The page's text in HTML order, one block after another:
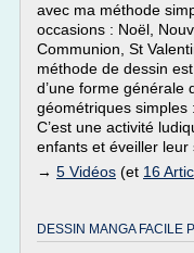
avec ma méthode
occasions : Noël,
Communion, St
méthode de dessin
d’une forme générale
géométriques simples
C’est une activité
enfants et éveiller leur
→ 5 Vidéos (et 16
DESSIN MANGA FACILE